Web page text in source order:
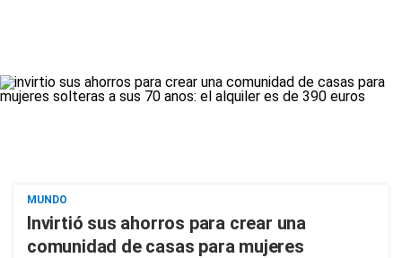
MUNDO
Invirtió sus ahorros para crear una
comunidad de casas para mujeres